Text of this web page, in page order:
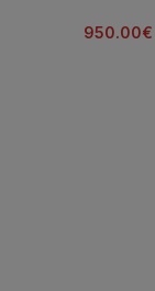
950.00€